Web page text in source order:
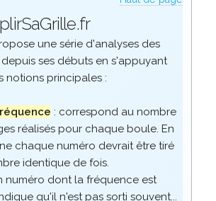
une série d'analyses des
ses débuts en s'appuyant
notions principales :
: correspond au nombre
réalisés pour chaque boule. En
chaque numéro devrait être tiré
identique de fois.
numéro dont la fréquence est
qu'il n'est pas sorti souvent...